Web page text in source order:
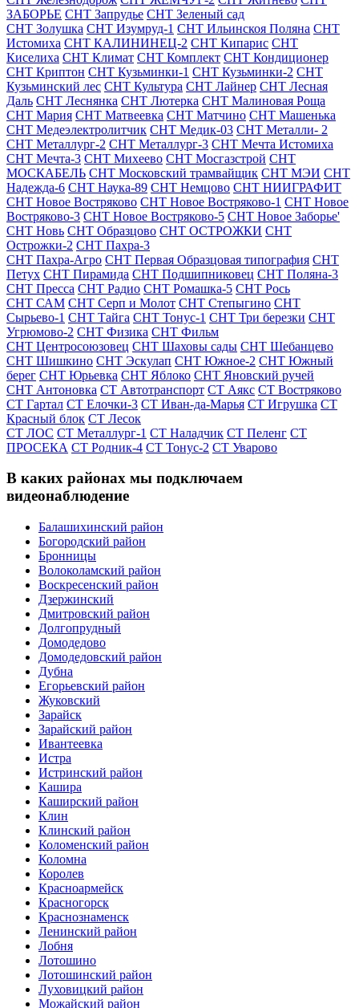
ЗАБОРЬЕ СНТ Запрудье СНТ Зеленый сад
СНТ Золушка СНТ Изумруд-1 СНТ Ильинскоя Поляна СНТ
Истомиха СНТ КАЛИНИНЕЦ-2 СНТ Кипарис СНТ
Киселиха СНТ Климат СНТ Комплект СНТ Кондиционер
СНТ Криптон СНТ Кузьминки-1 СНТ Кузьминки-2 СНТ
Кузьминский лес СНТ Культура СНТ Лайнер СНТ Лесная
Даль СНТ Леснянка СНТ Лютерка СНТ Малиновая Роща
СНТ Мария СНТ Матвеевка СНТ Матчино СНТ Машенька
СНТ Медеэлектролитчик СНТ Медик-03 СНТ Металли- 2
СНТ Металлург-2 СНТ Металлург-3 СНТ Мечта Истомиха
СНТ Мечта-3 СНТ Михеево СНТ Мосгазстрой СНТ
МОСКАБЕЛЬ СНТ Московский трамвайщик СНТ МЭИ СНТ
Надежда-6 СНТ Наука-89 СНТ Немцово СНТ НИИГРАФИТ
СНТ Новое Востряково СНТ Новое Востряково-1 СНТ Новое
Востряково-3 СНТ Новое Востряково-5 СНТ Новое Заборье'
СНТ Новь СНТ Образцово СНТ ОСТРОЖКИ СНТ
Острожки-2 СНТ Пахра-3
СНТ Пахра-Агро СНТ Первая Образцовая типография СНТ
Петух СНТ Пирамида СНТ Подшипниковец СНТ Поляна-3
СНТ Пресса СНТ Радио СНТ Ромашка-5 СНТ Рось
СНТ САМ СНТ Серп и Молот СНТ Степыгино СНТ
Сырьево-1 СНТ Тайга СНТ Тонус-1 СНТ Три березки СНТ
Угрюмово-2 СНТ Физика СНТ Фильм
СНТ Центросоюзовец СНТ Шаховы сады СНТ Шебанцево
СНТ Шишкино СНТ Эскулап СНТ Южное-2 СНТ Южный
берег СНТ Юрьевка СНТ Яблоко СНТ Яновский ручей
СНТ Антоновка СТ Автотранспорт СТ Аякс СТ Востряково
СТ Гартал СТ Елочки-3 СТ Иван-да-Марья СТ Игрушка СТ
Красный блок СТ Лесок
СТ ЛОС СТ Металлург-1 СТ Наладчик СТ Пеленг СТ
ПРОСЕКА СТ Родник-4 СТ Тонус-2 СТ Уварово
В каких районах мы подключаем
видеонаблюдение
Балашихинский район
Богородский район
Бронницы
Волоколамский район
Воскресенский район
Дзержинский
Дмитровский район
Долгопрудный
Домодедово
Домодедовский район
Дубна
Егорьевский район
Жуковский
Зарайск
Зарайский район
Ивантеевка
Истра
Истринский район
Кашира
Каширский район
Клин
Клинский район
Коломенский район
Коломна
Королев
Красноармейск
Красногорск
Краснознаменск
Ленинский район
Лобня
Лотошино
Лотошинский район
Луховицкий район
Можайский район